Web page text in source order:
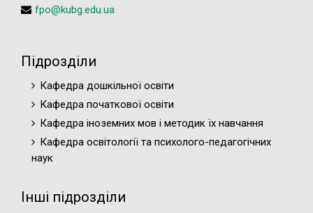
fpo@kubg.edu.ua
Підрозділи
Кафедра дошкільної освіти
Кафедра початкової освіти
Кафедра іноземних мов і методик їх навчання
Кафедра освітології та психолого-педагогічних
наук
Інші підрозділи